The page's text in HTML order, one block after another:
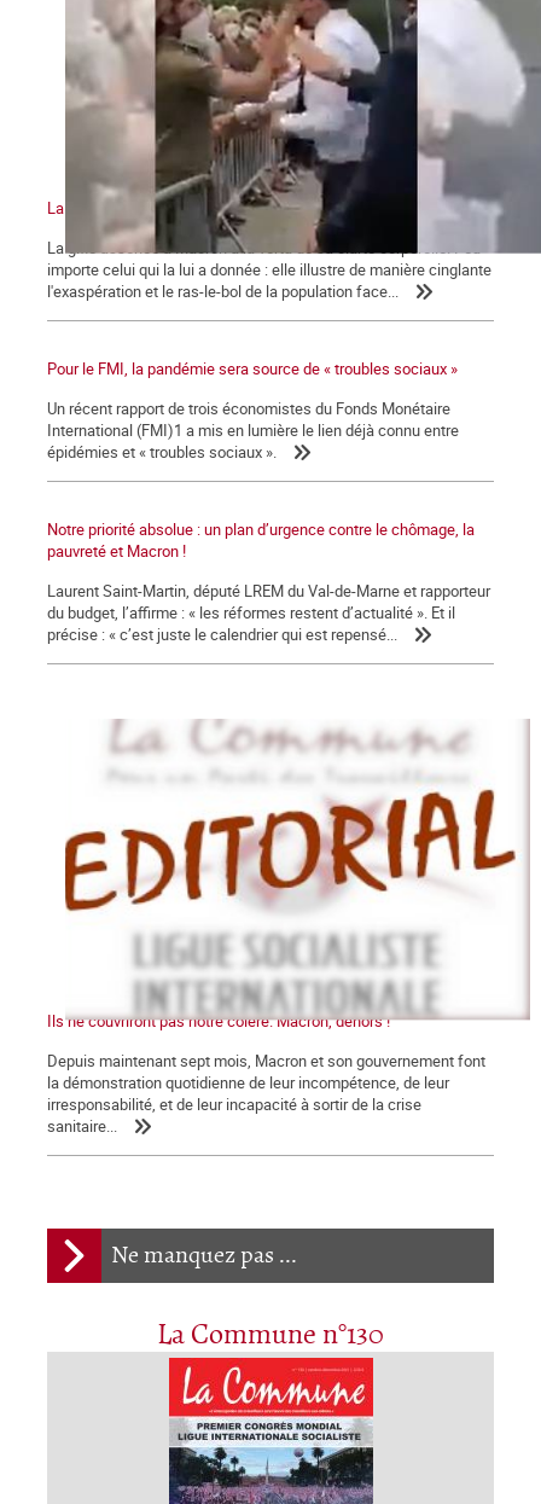
Ne manquez pas ...
La Commune n°130
La gifle et la manifestation du 12 juin 2021
La gifle assénée à Macron a la vertu de sa clarté corporelle. Peu
importe celui qui la lui a donnée : elle illustre de manière cinglante
l'exaspération et le ras-le-bol de la population face...
Pour le FMI, la pandémie sera source de « troubles sociaux »
Un récent rapport de trois économistes du Fonds Monétaire
International (FMI)1 a mis en lumière le lien déjà connu entre
épidémies et « troubles sociaux ».
Notre priorité absolue : un plan d’urgence contre le chômage, la
pauvreté et Macron !
Laurent Saint-Martin, député LREM du Val-de-Marne et rapporteur
du budget, l’affirme : « les réformes restent d’actualité ». Et il
précise : « c’est juste le calendrier qui est repensé...
Ils ne couvriront pas notre colère. Macron, dehors !
Depuis maintenant sept mois, Macron et son gouvernement font
la démonstration quotidienne de leur incompétence, de leur
irresponsabilité, et de leur incapacité à sortir de la crise
sanitaire...